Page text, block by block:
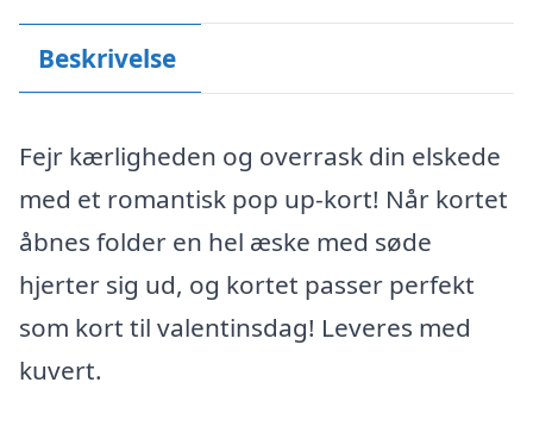
Beskrivelse
Fejr kærligheden og overrask din elskede
med et romantisk pop up-kort! Når kortet
åbnes folder en hel æske med søde
hjerter sig ud, og kortet passer perfekt
som kort til valentinsdag! Leveres med
kuvert.